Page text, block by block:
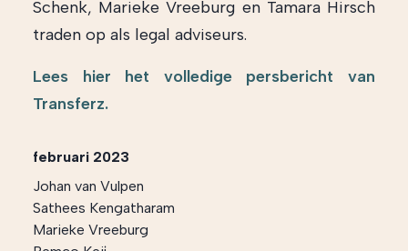
Schenk, Marieke Vreeburg en Tamara Hirsch
traden op als legal adviseurs.
Lees hier het volledige persbericht van
Transferz.
februari 2023
Johan van Vulpen
Sathees Kengatharam
Marieke Vreeburg